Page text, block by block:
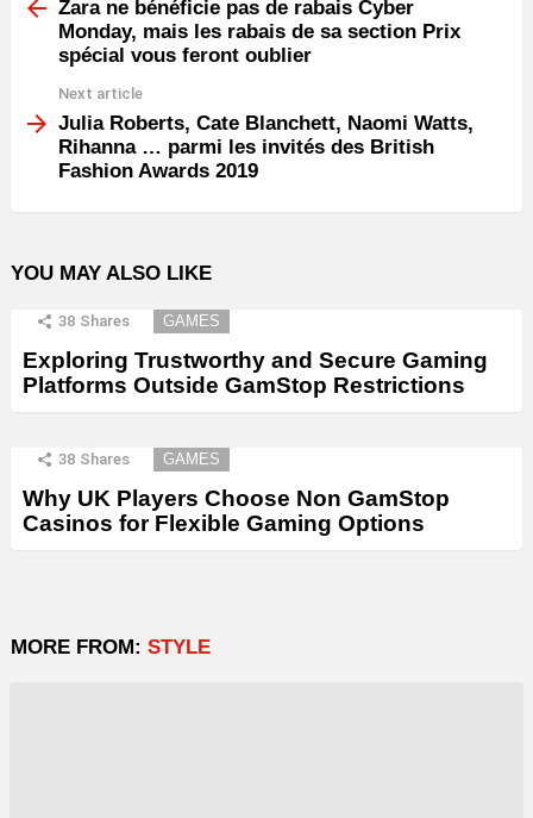
moreZara ne bénéficie pas de rabais Cyber ​​
Monday, mais les rabais de sa section Prix
spécial vous feront oublier
Next article
Julia Roberts, Cate Blanchett, Naomi Watts,
Rihanna … parmi les invités des British
Fashion Awards 2019
YOU MAY ALSO LIKE
38 Shares GAMES
Exploring Trustworthy and Secure Gaming
Platforms Outside GamStop Restrictions
38 Shares GAMES
Why UK Players Choose Non GamStop
Casinos for Flexible Gaming Options
MORE FROM: STYLE